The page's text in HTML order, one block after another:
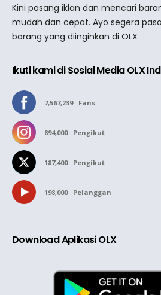
Kini pasang iklan dan mencari
mudah dan cepat. Ayo segera
barang yang diinginkan di OLX
Ikuti kami di Sosial Media OLX
7,567,239 Fans
894,000 Pengikut
187,400 Pengikut
198,000 Pelanggan
Download Aplikasi OLX